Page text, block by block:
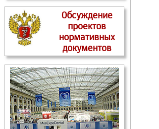
Обсуждение
проектов
нормативных
документов